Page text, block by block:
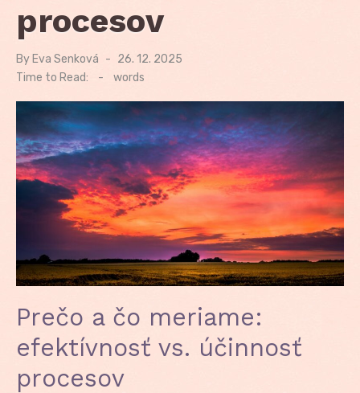
procesov
By Eva Senková
Posted
on
26. 12. 2025
Time to Read:
- words
Prečo a čo meriame:
efektívnosť vs. účinnosť
procesov